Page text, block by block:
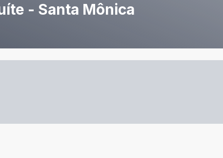
- Santa Mônica